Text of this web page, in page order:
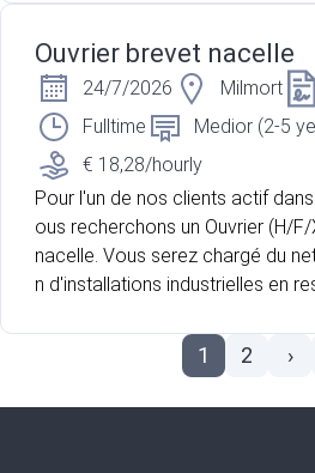
Ouvrier brevet nacelle
24/7/2026 Milmort
Fulltime
Medior (2-5
€ 18,28/hourly
Pour l'un de nos clients actif
ous recherchons un Ouvrier (H/
nacelle. Vous serez chargé du
n d'installations industrielles en
1 2 ›